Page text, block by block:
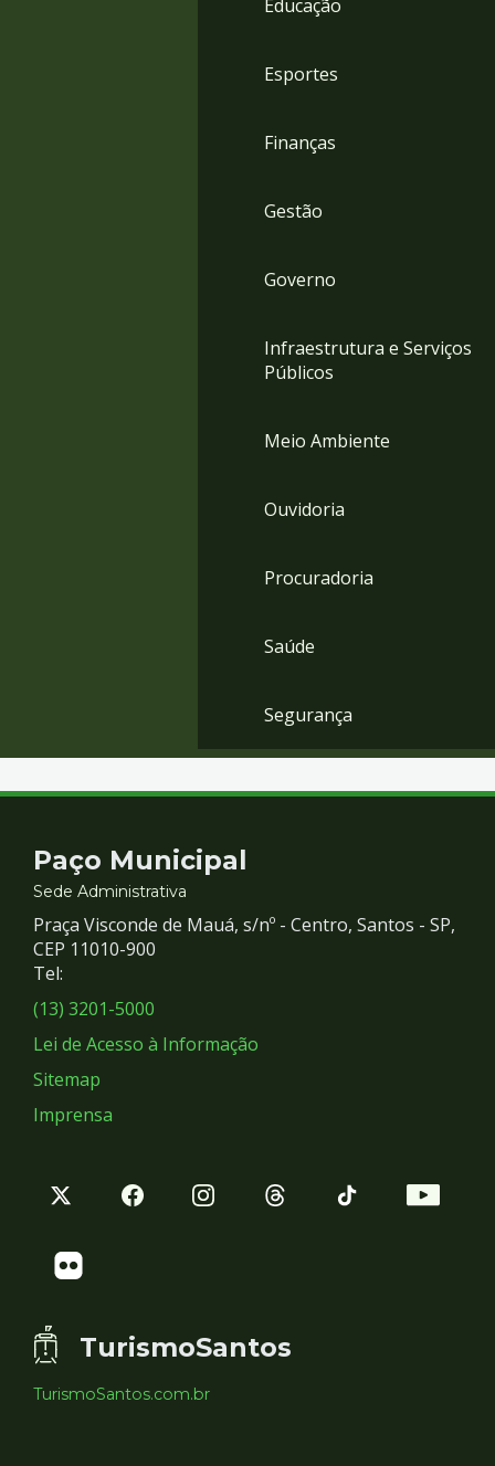
Educação
Esportes
Finanças
Gestão
Governo
Infraestrutura e Serviços
Públicos
Meio Ambiente
Ouvidoria
Procuradoria
Saúde
Segurança
Contato
e
Redes
Sociais
Paço Municipal
Sede Administrativa
Praça Visconde de Mauá, s/nº - Centro, Santos - SP,
CEP 11010-900
Tel:
(13) 3201-5000
Lei de Acesso à Informação
Sitemap
Imprensa
TurismoSantos
TurismoSantos.com.br